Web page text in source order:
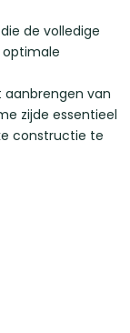
de volledige
aanbrengen van
zijde essentieel
constructie te